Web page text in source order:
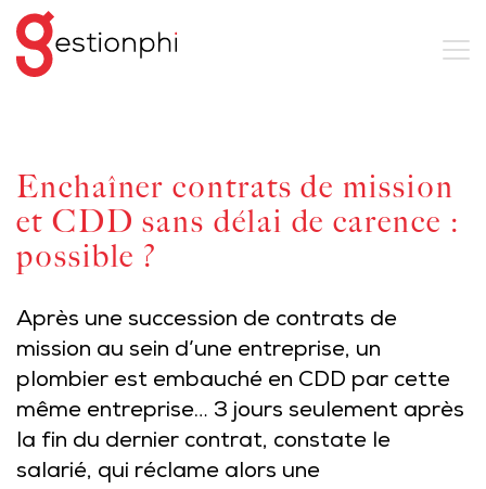
Enchaîner contrats de mission
et CDD sans délai de carence :
possible ?
Après une succession de contrats de
mission au sein d’une entreprise, un
plombier est embauché en CDD par cette
même entreprise… 3 jours seulement après
la fin du dernier contrat, constate le
salarié, qui réclame alors une